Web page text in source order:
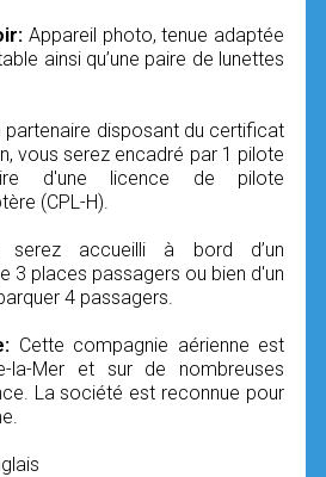
Appareil photo, tenue adaptée
ainsi qu’une paire de lunettes
partenaire disposant du certificat
vous serez encadré par 1 pilote
d'une licence de pilote
(CPL-H).
serez accueilli à bord d’un
3 places passagers ou bien d'un
4 passagers.
Cette compagnie aérienne est
la-Mer et sur de nombreuses
La société est reconnue pour